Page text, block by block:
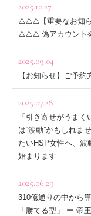
2025.10.27
⚠️⚠️⚠️【重要なお知ら
⚠️⚠️⚠️ 偽アカウント
2025.09.04
【お知らせ】ご予約
2025.07.28
「引き寄せがうまく
は“波動”かもしれま
たいHSP女性へ、波
始まります
2025.06.29
310億通りの中から
「勝てる型」 ー 帝